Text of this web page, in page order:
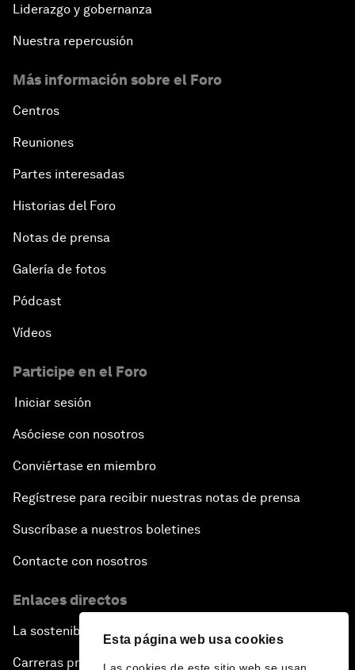
Esta página web usa cookies
Liderazgo y gobernanza
Nuestra repercusión
Más información sobre el Foro
Centros
Reuniones
Partes interesadas
Historias del Foro
Notas de prensa
Galería de fotos
Pódcast
Vídeos
Participe en el Foro
Iniciar sesión
Asóciese con nosotros
Conviértase en miembro
Regístrese para recibir nuestras notas de prensa
Suscríbase a nuestros boletines
Contacte con nosotros
Enlaces directos
La sostenibilidad en el Foro
Carreras profesionales